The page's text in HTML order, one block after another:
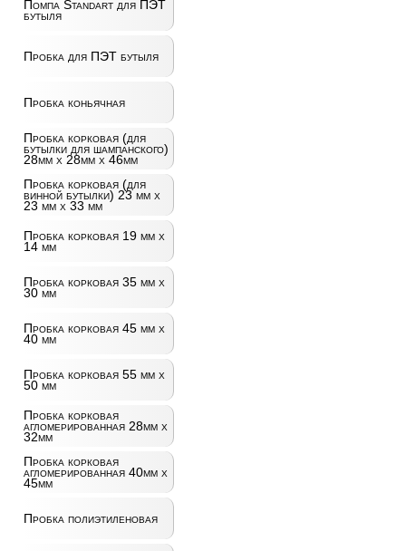
Помпа Standart для ПЭТ
бутыля
Пробка для ПЭТ бутыля
Пробка коньячная
Пробка корковая (для
бутылки для шампанского)
28мм х 28мм х 46мм
Пробка корковая (для
винной бутылки) 23 мм х
23 мм х 33 мм
Пробка корковая 19 мм х
14 мм
Пробка корковая 35 мм х
30 мм
Пробка корковая 45 мм х
40 мм
Пробка корковая 55 мм х
50 мм
Пробка корковая
агломерированная 28мм х
32мм
Пробка корковая
агломерированная 40мм х
45мм
Пробка полиэтиленовая